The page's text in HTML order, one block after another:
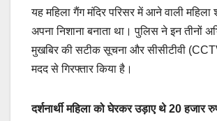
यह महिला गैंग मंदिर परिसर में आने वाली महिला
अपना निशाना बनाता था। पुलिस ने इन तीनों
मुखबिर की सटीक सूचना और सीसीटीवी
मदद से गिरफ्तार किया है।
दर्शनार्थी महिला को घेरकर उड़ाए थे 20 हजार